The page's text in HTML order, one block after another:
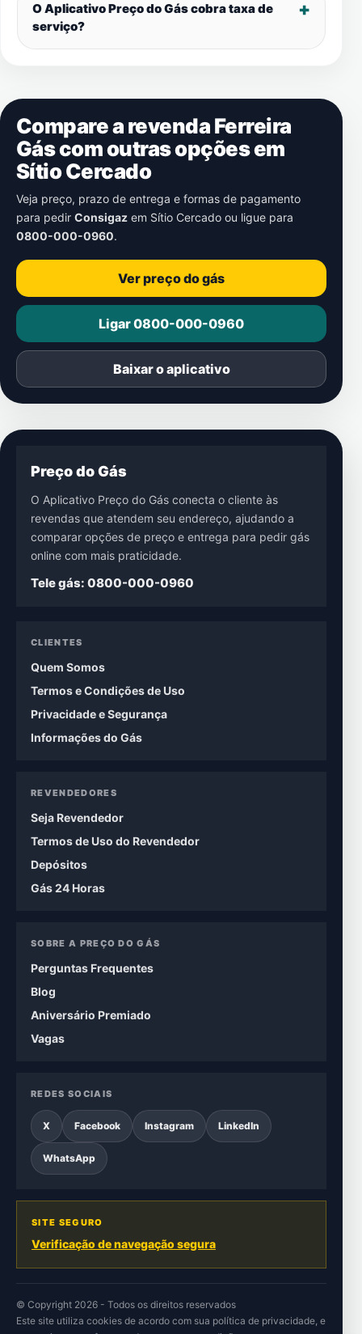
O Aplicativo Preço do Gás cobra taxa de
serviço?
Compare a revenda Ferreira
Gás com outras opções em
Sítio Cercado
Veja preço, prazo de entrega e formas de pagamento
para pedir Consigaz em Sítio Cercado ou ligue para
0800-000-0960.
Ver preço do gás
Ligar 0800-000-0960
Baixar o aplicativo
Preço do Gás
O Aplicativo Preço do Gás conecta o cliente às
revendas que atendem seu endereço, ajudando a
comparar opções de preço e entrega para pedir gás
online com mais praticidade.
Tele gás: 0800-000-0960
CLIENTES
Quem Somos
Termos e Condições de Uso
Privacidade e Segurança
Informações do Gás
REVENDEDORES
Seja Revendedor
Termos de Uso do Revendedor
Depósitos
Gás 24 Horas
SOBRE A PREÇO DO GÁS
Perguntas Frequentes
Blog
Aniversário Premiado
Vagas
REDES SOCIAIS
X Facebook Instagram LinkedIn
WhatsApp
SITE SEGURO
Verificação de navegação segura
© Copyright 2026 - Todos os direitos reservados
Este site utiliza cookies de acordo com sua política de privacidade, e